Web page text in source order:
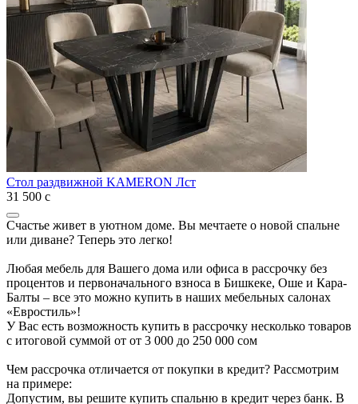
Стол раздвижной KAMERON Лст
31 500 с
Счастье живет в уютном доме. Вы мечтаете о новой спальне
или диване? Теперь это легко!
Любая мебель для Вашего дома или офиса в рассрочку без
процентов и первоначального взноса в Бишкеке, Оше и Кара-
Балты – все это можно купить в наших мебельных салонах
«Евростиль»!
У Вас есть возможность купить в рассрочку несколько товаров
с итоговой суммой от от 3 000 до 250 000 сом
Чем рассрочка отличается от покупки в кредит? Рассмотрим
на примере:
Допустим, вы решите купить спальню в кредит через банк. В